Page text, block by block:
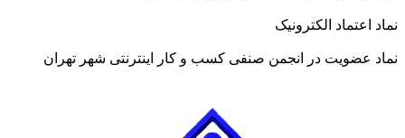
نماد اعتماد الکترونیک
نماد عضویت در انجمن صنفی کسب و کار اینترنتی شهر تهران